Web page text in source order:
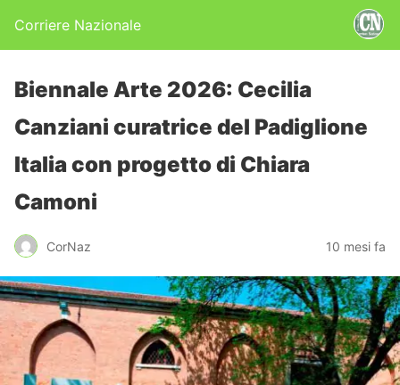
Corriere Nazionale
Biennale Arte 2026: Cecilia
Canziani curatrice del Padiglione
Italia con progetto di Chiara
Camoni
CorNaz 10 mesi fa